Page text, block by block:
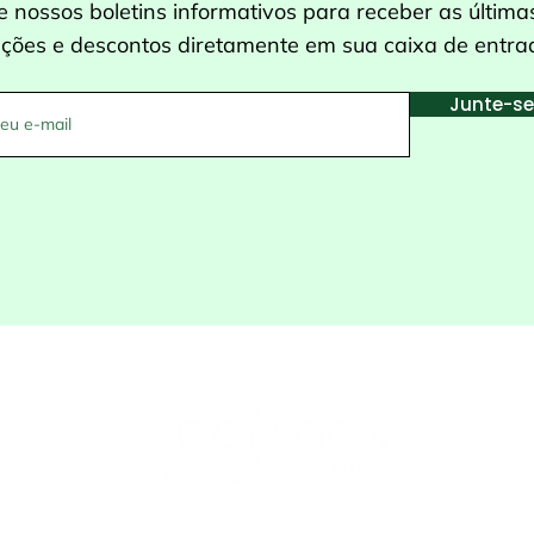
nossos boletins informativos para receber as
e descontos diretamente em sua caixa de
Junte-se